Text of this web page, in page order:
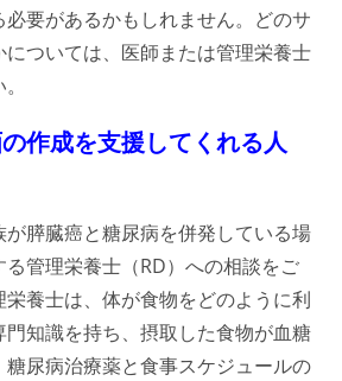
必要があるかもしれません。どのサ
ついては、医師または管理栄養士
作成を支援してくれる人
が膵臓癌と糖尿病を併発している場
管理栄養士（RD）への相談をご
養士は、体が食物をどのように利
知識を持ち、摂取した食物が血糖
尿病治療薬と食事スケジュールの